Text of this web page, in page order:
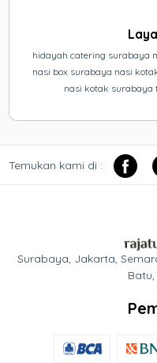
hidayah catering surabaya
nasi box surabaya nasi
nasi kotak surabaya
Temukan kami di :
Surabaya, Jakarta,